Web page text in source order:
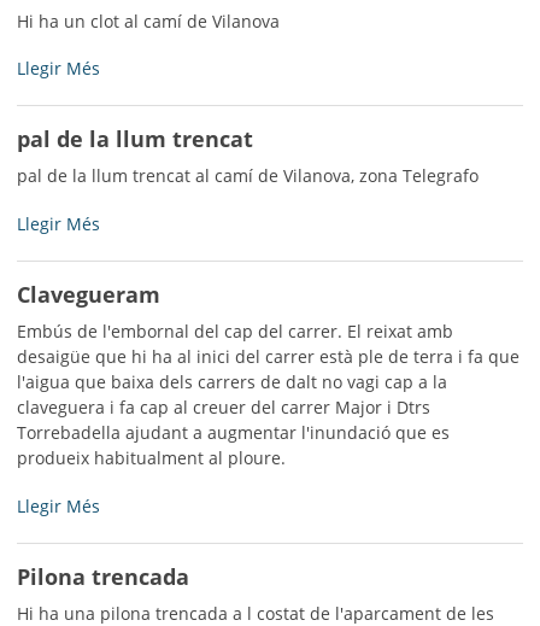
Hi ha un clot al camí de Vilanova
Clot
Vilanova
-
Llegir Més
pal de la llum trencat
pal de la llum trencat al camí de Vilanova, zona Telegrafo
pal
llum
trencat
-
Llegir Més
Clavegueram
Embús de l'embornal del cap del carrer. El reixat amb
desaigüe que hi ha al inici del carrer està ple de terra i fa que
l'aigua que baixa dels carrers de dalt no vagi cap a la
claveguera i fa cap al creuer del carrer Major i Dtrs
Torrebadella ajudant a augmentar l'inundació que es
produeix habitualment al ploure.
Clavegueram
Llegir Més
Pilona trencada
Hi ha una pilona trencada a l costat de l'aparcament de les